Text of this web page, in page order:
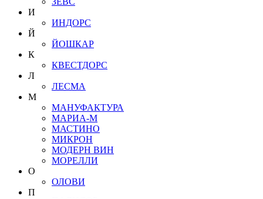
И
ИНДОРС
Й
ЙОШКАР
К
КВЕСТДОРС
Л
ЛЕСМА
М
МАНУФАКТУРА
МАРИА-М
МАСТИНО
МИКРОН
МОДЕРН ВИН
МОРЕЛЛИ
О
ОЛОВИ
П